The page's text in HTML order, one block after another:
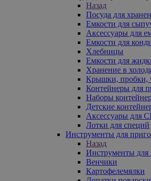
Назад
Посуда для
Емкости для
Аксессуары для
Емкости для
Хлебницы
Емкости для
Хранение в
Крышки, пробки,
Контейнеры для
Наборы
Детские
Аксессуары для
Лотки для специй
Инструменты для
Назад
Инструменты для
Венчики
Картофелемялки